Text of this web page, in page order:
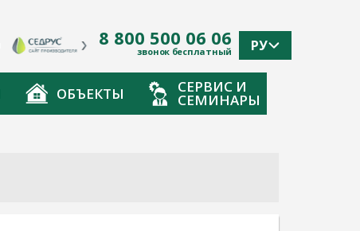
8 800 500 06 06
звонок бесплатный РУ
ОБЪЕКТЫ СЕРВИС И
СЕМИНАРЫ